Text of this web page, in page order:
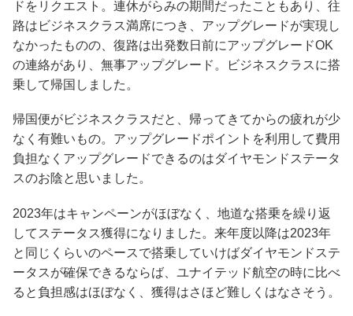
ドをリクエスト。連休がらみの期間だったこともあり、往
路はビジネスクラス満席につき、アップグレードが実現し
なかったものの、復路は出発数日前にアップグレードOK
の連絡があり、無事アップグレード。ビジネスクラスに搭
乗して帰国しました。
帰国便がビジネスクラスだと、帰ってきてからの疲れが少
なく有難いもの。アップグレードポイントを利用して費用
負担なくアップグレードできるのはダイヤモンドステータ
スのお陰と思いました。
2023年はキャンペーンがほぼなく、地道な搭乗を繰り返
してステータス獲得になりました。来年度以降は2023年
と同じくらいのペースで搭乗していけばダイヤモンドステ
ータスが確保できるならば、ユナイテッド航空の時に比べ
ると負担感はほぼなく、獲得はさほど難しくはなさそう。